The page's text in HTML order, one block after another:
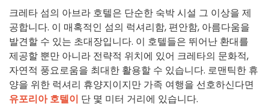
크레타 섬의 아브라 호텔은 단순한 숙박 시설 그 이상을 제
공합니다. 이 매혹적인 섬의 럭셔리함, 편안함, 아름다움을
발견할 수 있는 초대장입니다. 이 호텔들은 뛰어난 환대를
제공할 뿐만 아니라 전략적 위치에 있어 크레타의 문화적,
자연적 풍요로움을 최대한 활용할 수 있습니다. 로맨틱한 휴
양을 위한 럭셔리 휴양지이지만 가족 여행을 선호하신다면
유포리아 호텔이 단 몇 미터 거리에 있습니다.